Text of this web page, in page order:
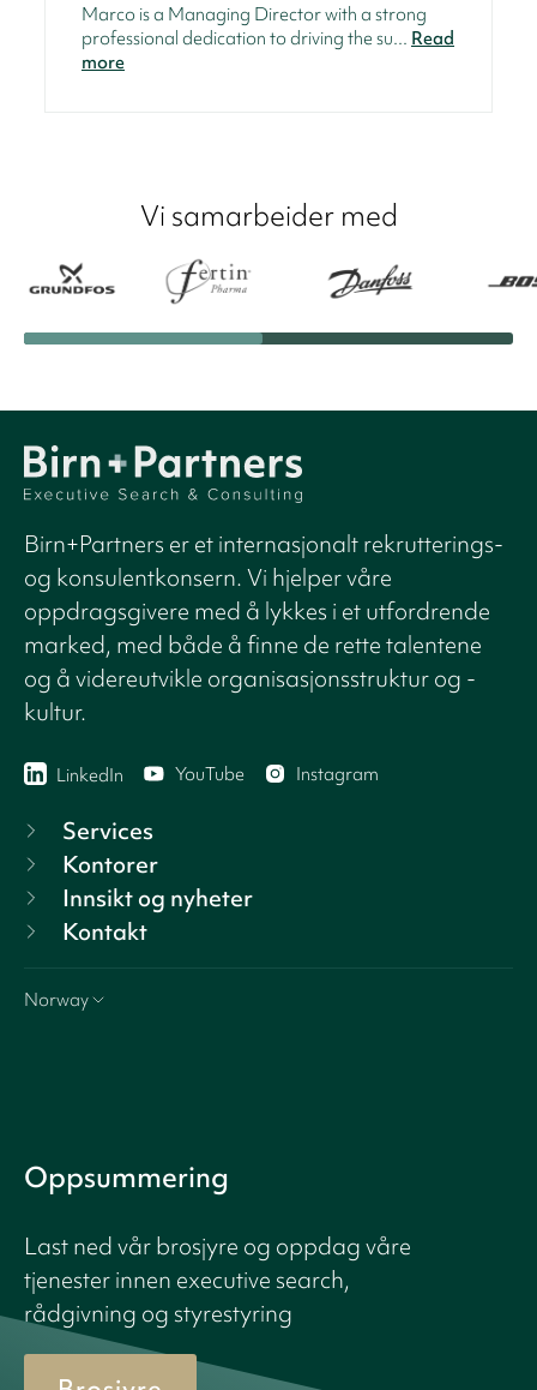
Marco is a Managing Director with a strong
professional dedication to driving the su... Read
more
Vi samarbeider med
Birn+Partners er et internasjonalt rekrutterings-
og konsulentkonsern. Vi hjelper våre
oppdragsgivere med å lykkes i et utfordrende
marked, med både å finne de rette talentene
og å videreutvikle organisasjonsstruktur og -
kultur.
LinkedIn YouTube Instagram
Services
Kontorer
Innsikt og nyheter
Kontakt
Norway
Oppsummering
Last ned vår brosjyre og oppdag våre
tjenester innen executive search,
rådgivning og styrestyring